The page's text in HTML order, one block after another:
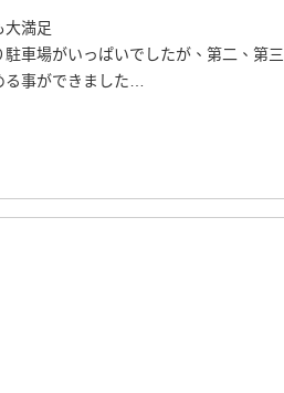
大満足
車場がいっぱいでしたが、第二、第三
事ができました
ときはお世話になりたいと思います